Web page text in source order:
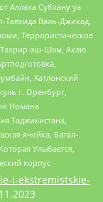
Аллаха Субхану уа
Тавхида Валь-Джихад,
Террористическое
Тахрир аш-Шам, Ахлю
Хатлонский
г. Оренбург,
Номана
Таджикистана,
ячейка, Батал-
Улыбается,
корпус
i-ekstremistskie-